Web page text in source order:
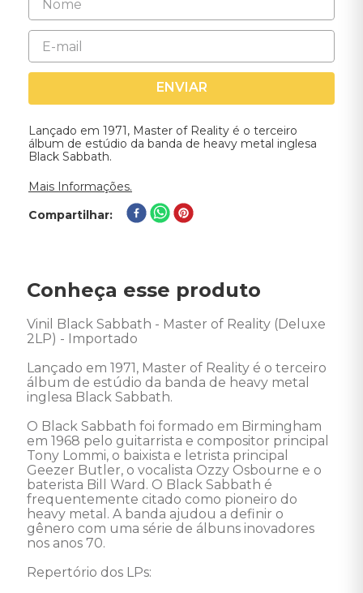
ENVIAR
Lançado em 1971, Master of Reality é o terceiro
álbum de estúdio da banda de heavy metal inglesa
Black Sabbath.
Mais Informações.
Compartilhar
Conheça esse produto
Vinil Black Sabbath - Master of Reality (Deluxe
2LP) - Importado
Lançado em 1971, Master of Reality é o terceiro
álbum de estúdio da banda de heavy metal
inglesa Black Sabbath.
O Black Sabbath foi formado em Birmingham
em 1968 pelo guitarrista e compositor principal
Tony Lommi, o baixista e letrista principal
Geezer Butler, o vocalista Ozzy Osbourne e o
baterista Bill Ward. O Black Sabbath é
frequentemente citado como pioneiro do
heavy metal. A banda ajudou a definir o
gênero com uma série de álbuns inovadores
nos anos 70.
Repertório dos LPs: